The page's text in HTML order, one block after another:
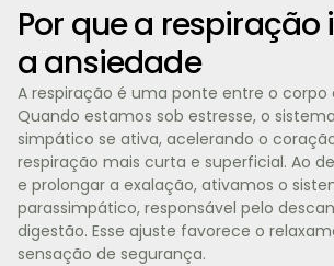
Por que a respiração
a ansiedade
A respiração é uma ponte entre o corpo
Quando estamos sob estresse, o
simpático se ativa, acelerando o
respiração mais curta e superficial. Ao
e prolongar a exalação, ativamos o
parassimpático, responsável pelo
digestão. Esse ajuste favorece o
sensação de segurança.